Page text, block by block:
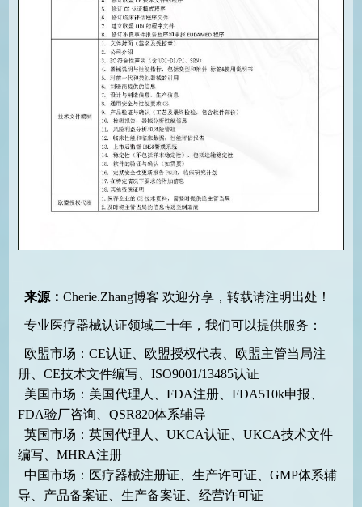
来源： Cherie.Zhang博客 欢迎分享，转载请注明出处！
专业医疗器械认证领域二十年，我们可以提供服务：
欧盟市场：CE认证、欧盟授权代表、欧盟主管当局注
册、CE技术文件编写、ISO9001/13485认证
美国市场：美国代理人、FDA注册、FDA510k申报、
FDA验厂咨询、QSR820体系辅导
英国市场：英国代理人、UKCA认证、UKCA技术文件
编写、MHRA注册
中国市场：医疗器械注册证、生产许可证、GMP体系辅
导、产品备案证、生产备案证、经营许可证